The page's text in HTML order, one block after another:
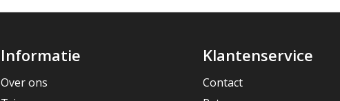
Informatie
Over ons
Klantenservice
Contact